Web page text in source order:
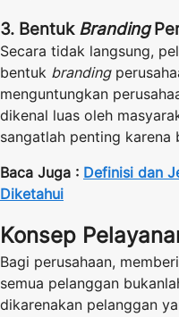
3. Bentuk Branding
Secara tidak langsung,
bentuk branding
menguntungkan
dikenal luas oleh
sangatlah penting karena
Baca Juga : Definisi dan
Diketahui
Konsep
Bagi perusahaan,
semua pelanggan
dikarenakan pelanggan